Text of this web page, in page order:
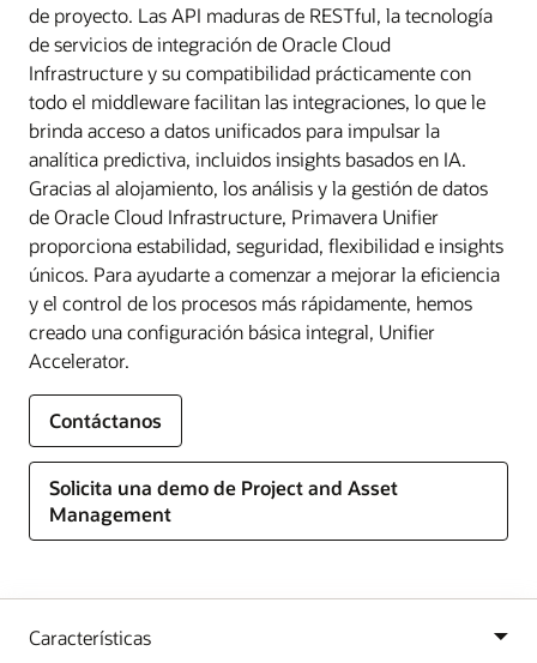
de proyecto. Las API maduras de RESTful, la tecnología
de servicios de integración de Oracle Cloud
Infrastructure y su compatibilidad prácticamente con
todo el middleware facilitan las integraciones, lo que le
brinda acceso a datos unificados para impulsar la
analítica predictiva, incluidos insights basados en IA.
Gracias al alojamiento, los análisis y la gestión de datos
de Oracle Cloud Infrastructure, Primavera Unifier
proporciona estabilidad, seguridad, flexibilidad e insights
únicos. Para ayudarte a comenzar a mejorar la eficiencia
y el control de los procesos más rápidamente, hemos
creado una configuración básica integral, Unifier
Accelerator.
Contáctanos
Solicita una demo de Project and Asset
Management